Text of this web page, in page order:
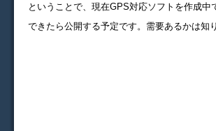
ということで、現在GPS対応ソフトを作成中
できたら公開する予定です。需要あるかは知